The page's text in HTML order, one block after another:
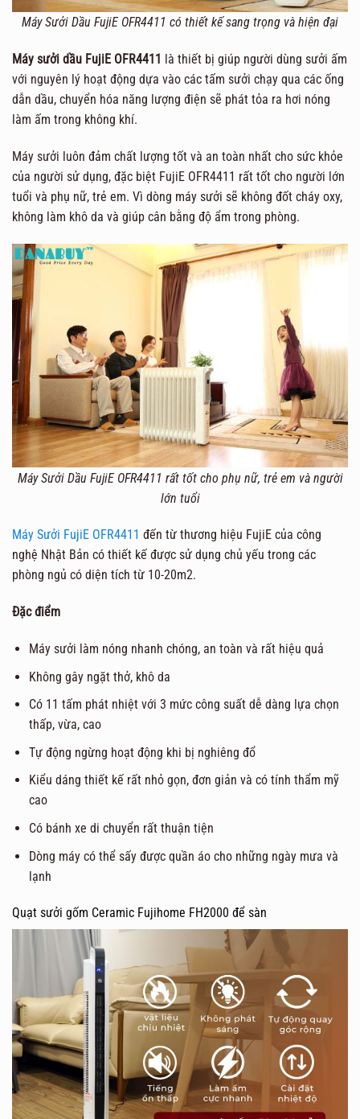
Máy Sưởi Dầu FujiE OFR4411 có thiết kế sang trọng và hiện đại
Máy sưởi dầu FujiE OFR4411 là thiết bị giúp người dùng sưởi ấm
với nguyên lý hoạt động dựa vào các tấm sưởi chạy qua các ống
dẫn dầu, chuyển hóa năng lượng điện sẽ phát tỏa ra hơi nóng
làm ấm trong không khí.
Máy sưởi luôn đảm chất lượng tốt và an toàn nhất cho sức khỏe
của người sử dụng, đặc biệt FujiE OFR4411 rất tốt cho người lớn
tuổi và phụ nữ, trẻ em. Vì dòng máy sưởi sẽ không đốt cháy oxy,
không làm khô da và giúp cân bằng độ ẩm trong phòng.
Máy Sưởi Dầu FujiE OFR4411 rất tốt cho phụ nữ, trẻ em và người
lớn tuổi
Máy Sưởi FujiE OFR4411 đến từ thương hiệu FujiE của công
nghệ Nhật Bản có thiết kế được sử dụng chủ yếu trong các
phòng ngủ có diện tích từ 10-20m2.
Đặc điểm
Máy sưởi làm nóng nhanh chóng, an toàn và rất hiệu quả
Không gây ngặt thở, khô da
Có 11 tấm phát nhiệt với 3 mức công suất dễ dàng lựa chọn
thấp, vừa, cao
Tự động ngừng hoạt động khi bị nghiêng đổ
Kiểu dáng thiết kế rất nhỏ gọn, đơn giản và có tính thẩm mỹ
cao
Có bánh xe di chuyển rất thuận tiện
Dòng máy có thể sấy được quần áo cho những ngày mưa và
lạnh
Quạt sưởi gốm Ceramic Fujihome FH2000 để sàn